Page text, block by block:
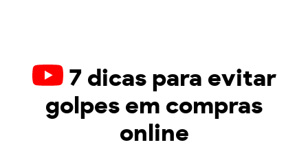
7 dicas para evitar
golpes em compras
online